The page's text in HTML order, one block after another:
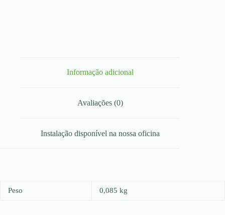
Informação adicional
Avaliações (0)
Instalação disponível na nossa oficina
Peso 0,085 kg